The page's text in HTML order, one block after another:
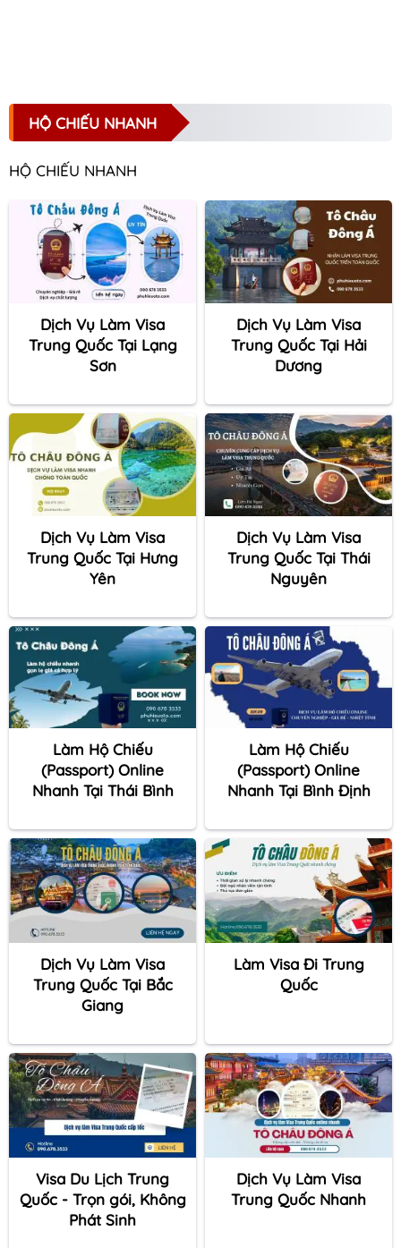
HỘ CHIẾU NHANH
HỘ CHIẾU NHANH
Dịch Vụ Làm Visa
Trung Quốc Tại Lạng
Sơn
Dịch Vụ Làm Visa
Trung Quốc Tại Hải
Dương
Dịch Vụ Làm Visa
Trung Quốc Tại Hưng
Yên
Dịch Vụ Làm Visa
Trung Quốc Tại Thái
Nguyên
Làm Hộ Chiếu
(Passport) Online
Nhanh Tại Thái Bình
Làm Hộ Chiếu
(Passport) Online
Nhanh Tại Bình Định
Dịch Vụ Làm Visa
Trung Quốc Tại Bắc
Giang
Làm Visa Đi Trung
Quốc
Visa Du Lịch Trung
Quốc - Trọn gói, Không
Phát Sinh
Dịch Vụ Làm Visa
Trung Quốc Nhanh